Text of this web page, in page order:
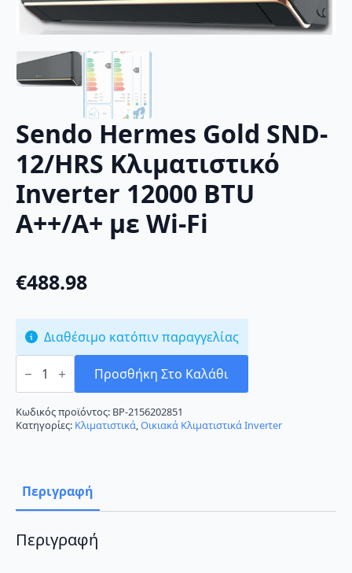
Sendo Hermes Gold SND-
12/HRS Κλιματιστικό
Inverter 12000 BTU
A++/A+ με Wi-Fi
€488.98
Διαθέσιμο κατόπιν παραγγελίας
Sendo
Hermes
SND-
12/HRS
Κλιματιστικό
Inverter
με
Wi-
Fi
Προσθήκη Στο Καλάθι
Κωδικός προϊόντος: BP-2156202851
Κατηγορίες: Κλιματιστικά,Οικιακά Κλιματιστικά Inverter
Περιγραφή
Περιγραφή